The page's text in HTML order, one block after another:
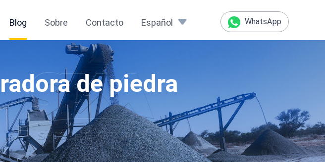
WhatsApp
Blog Sobre Contacto Español
de piedra